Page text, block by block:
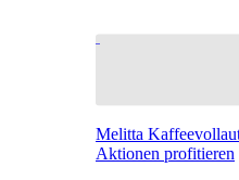
Melitta
Aktionen profitieren